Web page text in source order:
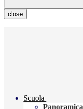
close
Scuola
Panoramica